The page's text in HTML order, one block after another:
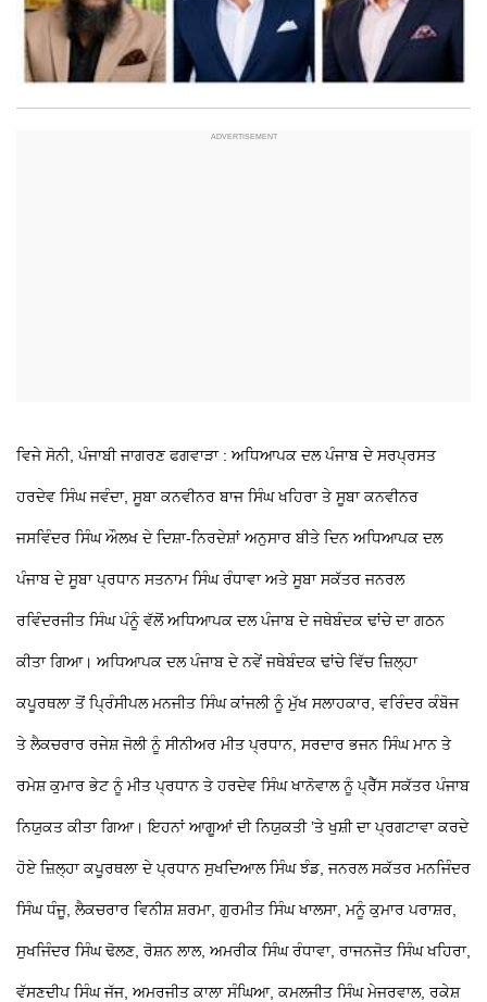
ਵਿਜੇ ਸੋਨੀ, ਪੰਜਾਬੀ ਜਾਗਰਣਫਗਵਾੜਾ : ਅਧਿਆਪਕ ਦਲ ਪੰਜਾਬ ਦੇ ਸਰਪ੍ਰਸਤ
ਹਰਦੇਵ ਸਿੰਘ ਜਵੰਦਾ, ਸੂਬਾ ਕਨਵੀਨਰ ਬਾਜ ਸਿੰਘ ਖਹਿਰਾ ਤੇ ਸੂਬਾ ਕਨਵੀਨਰ
ਜਸਵਿੰਦਰ ਸਿੰਘ ਔਲਖ ਦੇ ਦਿਸ਼ਾ-ਨਿਰਦੇਸ਼ਾਂ ਅਨੁਸਾਰ ਬੀਤੇ ਦਿਨ ਅਧਿਆਪਕ ਦਲ
ਪੰਜਾਬ ਦੇ ਸੂਬਾ ਪ੍ਰਧਾਨ ਸਤਨਾਮ ਸਿੰਘ ਰੰਧਾਵਾ ਅਤੇ ਸੂਬਾ ਸਕੱਤਰ ਜਨਰਲ
ਰਵਿੰਦਰਜੀਤ ਸਿੰਘ ਪੰਨੂੰ ਵੱਲੋਂ ਅਧਿਆਪਕ ਦਲ ਪੰਜਾਬ ਦੇ ਜਥੇਬੰਦਕ ਢਾਂਚੇ ਦਾ ਗਠਨ
ਕੀਤਾ ਗਿਆ। ਅਧਿਆਪਕ ਦਲ ਪੰਜਾਬ ਦੇ ਨਵੇਂ ਜਥੇਬੰਦਕ ਢਾਂਚੇ ਵਿੱਚ ਜ਼ਿਲ੍ਹਾ
ਕਪੂਰਥਲਾ ਤੋਂ ਪ੍ਰਿੰਸੀਪਲ ਮਨਜੀਤ ਸਿੰਘ ਕਾਂਜਲੀ ਨੂੰ ਮੁੱਖ ਸਲਾਹਕਾਰ, ਵਰਿੰਦਰ ਕੰਬੋਜ
ਤੇ ਲੈਕਚਰਾਰ ਰਜੇਸ਼ ਜੋਲੀ ਨੂੰ ਸੀਨੀਅਰ ਮੀਤ ਪ੍ਰਧਾਨ, ਸਰਦਾਰ ਭਜਨ ਸਿੰਘ ਮਾਨ ਤੇ
ਰਮੇਸ਼ ਕੁਮਾਰ ਭੇਟ ਨੂੰ ਮੀਤ ਪ੍ਰਧਾਨ ਤੇ ਹਰਦੇਵ ਸਿੰਘ ਖਾਨੋਵਾਲ ਨੂੰ ਪ੍ਰੈੱਸ ਸਕੱਤਰ ਪੰਜਾਬ
ਨਿਯੁਕਤ ਕੀਤਾ ਗਿਆ।ਇਹਨਾਂ ਆਗੂਆਂ ਦੀ ਨਿਯੁਕਤੀ ’ਤੇ ਖੁਸ਼ੀ ਦਾ ਪ੍ਰਗਟਾਵਾ ਕਰਦੇ
ਹੋਏ ਜ਼ਿਲ੍ਹਾ ਕਪੂਰਥਲਾ ਦੇ ਪ੍ਰਧਾਨ ਸੁਖਦਿਆਲ ਸਿੰਘ ਝੰਡ, ਜਨਰਲ ਸਕੱਤਰ ਮਨਜਿੰਦਰ
ਸਿੰਘ ਧੰਜੂ, ਲੈਕਚਰਾਰ ਵਿਨੀਸ਼ ਸ਼ਰਮਾ, ਗੁਰਮੀਤ ਸਿੰਘ ਖਾਲਸਾ, ਮਨੂੰ ਕੁਮਾਰ ਪਰਾਸ਼ਰ,
ਸੁਖਜਿੰਦਰ ਸਿੰਘ ਢੋਲਣ, ਰੋਸ਼ਨ ਲਾਲ, ਅਮਰੀਕ ਸਿੰਘ ਰੰਧਾਵਾ, ਰਾਜਨਜੋਤ ਸਿੰਘ ਖਹਿਰਾ,
ਵੱਸਣਦੀਪ ਸਿੰਘ ਜੱਜ, ਅਮਰਜੀਤ ਕਾਲਾ ਸੰਘਿਆ, ਕਮਲਜੀਤ ਸਿੰਘ ਮੇਜਰਵਾਲ, ਰਕੇਸ਼